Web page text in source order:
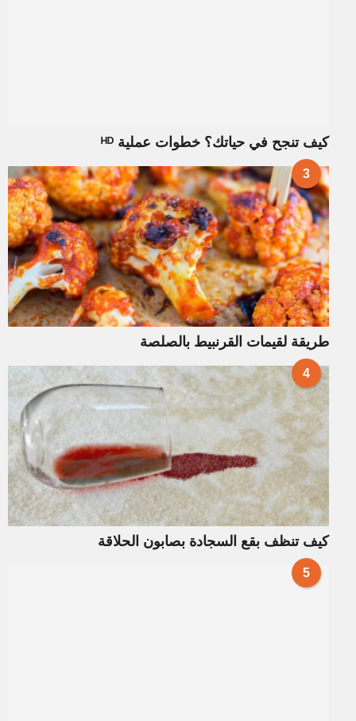
كيف تنجح في حياتك؟ خطوات عملية ᴴᴰ
3
طريقة لقيمات القرنبيط بالصلصة
4
كيف تنظف بقع السجادة بصابون الحلاقة
5